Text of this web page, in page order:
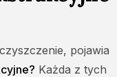
pojawia
Każda z tych